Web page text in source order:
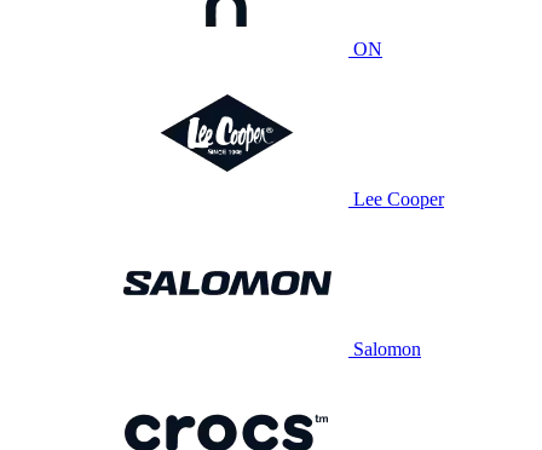
ON
Lee Cooper
Salomon